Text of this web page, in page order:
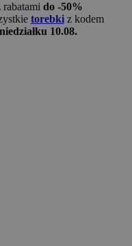
rabatami do -50%
torebkiz kodem
10.08.